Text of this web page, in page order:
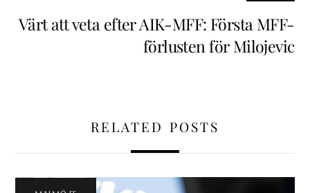
Värt att veta efter AIK-MFF: Första MFF-
förlusten för Milojevic
RELATED POSTS